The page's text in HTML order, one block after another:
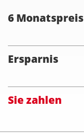
6 Monatspreis
Ersparnis
Sie zahlen